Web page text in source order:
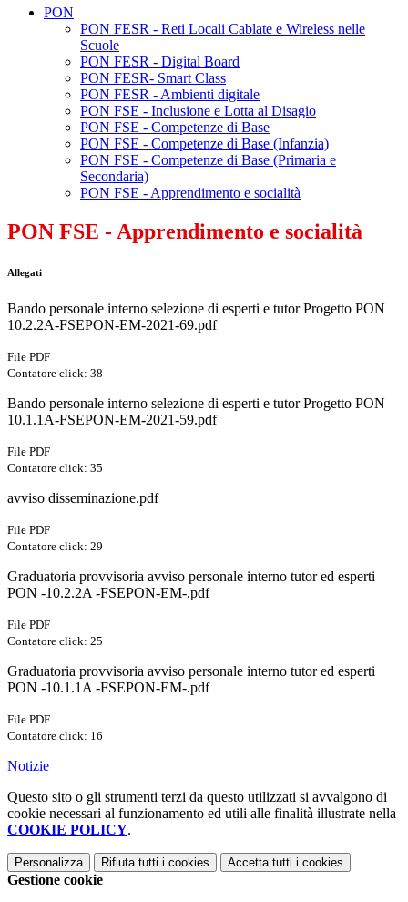
PON
PON FESR - Reti Locali Cablate e Wireless nelle
Scuole
PON FESR - Digital Board
PON FESR- Smart Class
PON FESR - Ambienti digitale
PON FSE - Inclusione e Lotta al Disagio
PON FSE - Competenze di Base
PON FSE - Competenze di Base (Infanzia)
PON FSE - Competenze di Base (Primaria e
Secondaria)
PON FSE - Apprendimento e socialità
PON FSE - Apprendimento e socialità
Allegati
Bando personale interno selezione di esperti e tutor Progetto PON
10.2.2A-FSEPON-EM-2021-69.pdf
File PDF
Contatore click: 38
Bando personale interno selezione di esperti e tutor Progetto PON
10.1.1A-FSEPON-EM-2021-59.pdf
File PDF
Contatore click: 35
avviso disseminazione.pdf
File PDF
Contatore click: 29
Graduatoria provvisoria avviso personale interno tutor ed esperti
PON -10.2.2A -FSEPON-EM-.pdf
File PDF
Contatore click: 25
Graduatoria provvisoria avviso personale interno tutor ed esperti
PON -10.1.1A -FSEPON-EM-.pdf
File PDF
Contatore click: 16
Notizie
Questo sito o gli strumenti terzi da questo utilizzati si avvalgono di
cookie necessari al funzionamento ed utili alle finalità illustrate nella
COOKIE POLICY.
Personalizza Rifiuta tutti i cookies Accetta tutti i cookies
Gestione cookie